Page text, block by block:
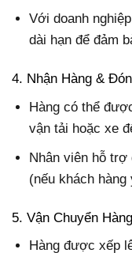
Với doanh
dài hạn để đảm
4. Nhận Hàng &
Hàng có thể
vận tải hoặc xe
Nhân viên hỗ trợ
(nếu khách hàng
5. Vận Chuyển
Hàng được xếp